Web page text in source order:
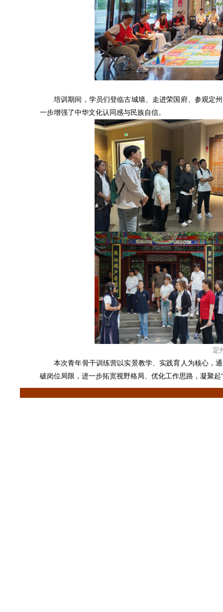
培训期间，学员们登临古城墙、走进荣国府、参观定
一步增强了中华文化认同感与民族自信。
定
本次青年骨干训练营以实景教学、实践育人为核心，
破岗位局限，进一步拓宽视野格局、优化工作思路，凝聚